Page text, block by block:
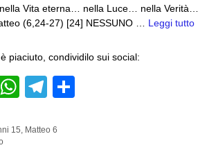
Vita eterna… nella Luce… nella
(6,24-27) [24] NESSUNO … Leggi tutto
piaciuto, condividilo sui social:
E
W
at
T
e
15 Matteo 6